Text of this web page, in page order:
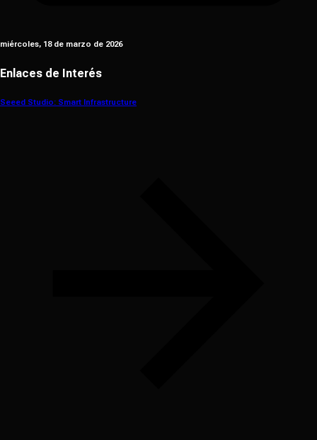
miércoles, 18 de marzo de 2026
Enlaces de Interés
Seeed Studio: Smart Infrastructure